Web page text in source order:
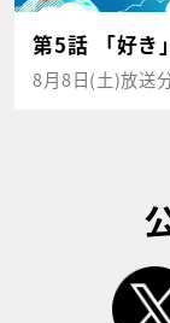
第5話 「好き
8月8日(土)放送